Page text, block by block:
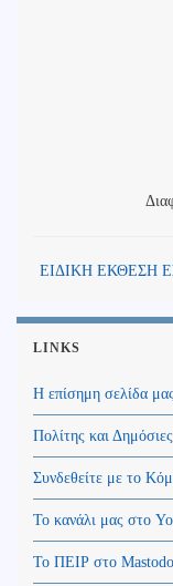
ΕΙΔΙΚΗ ΕΚΘΕΣΗ
LINKS
Η επίσημη σελίδα
Πολίτης και
Συνδεθείτε με το
Το κανάλι μας στο
Το ΠΕΙΡ στο